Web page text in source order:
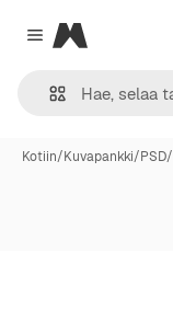
Close menu
Magnific
Kotiin/Kuvapankki/PSD/